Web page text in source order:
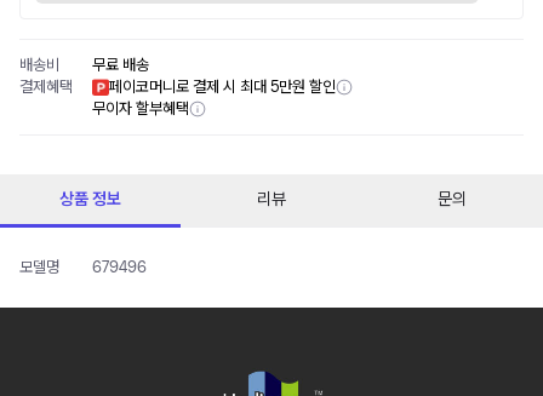
배송비
무료 배송
결제혜택
페이코머니로 결제 시 최대 5만원 할인
무이자 할부혜택
상품 정보 리뷰 문의
모델명 679496